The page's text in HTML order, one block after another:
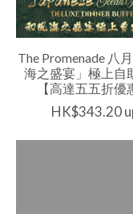
The Promenade 八
海之盛宴」極上自
【高達五五折優
HK$343.20